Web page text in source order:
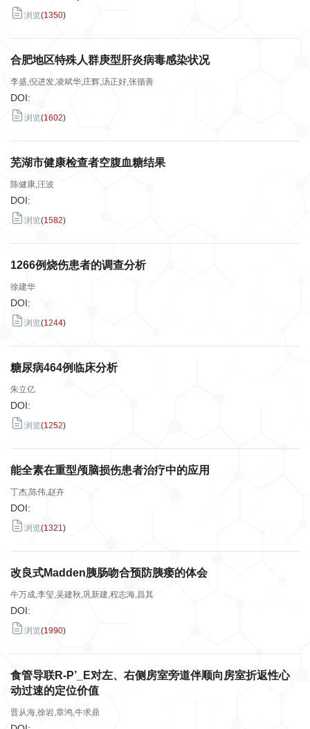
浏览(1350)
合肥地区特殊人群庚型肝炎病毒感染状况
李盛,倪进发,凌斌华,庄辉,汤正好,张循善
DOI:
浏览(1602)
芜湖市健康检查者空腹血糖结果
陈健康,汪波
DOI:
浏览(1582)
1266例烧伤患者的调查分析
徐建华
DOI:
浏览(1244)
糖尿病464例临床分析
朱立亿
DOI:
浏览(1252)
能全素在重型颅脑损伤患者治疗中的应用
丁杰,陈伟,赵卉
DOI:
浏览(1321)
改良式Madden胰肠吻合预防胰瘘的体会
牛万成,李玺,吴建秋,巩新建,程志海,昌其
DOI:
浏览(1990)
食管导联R-P’_E对左、右侧房室旁道伴顺向房室折返性心
动过速的定位价值
晋从海,徐岩,章鸿,牛求鼎